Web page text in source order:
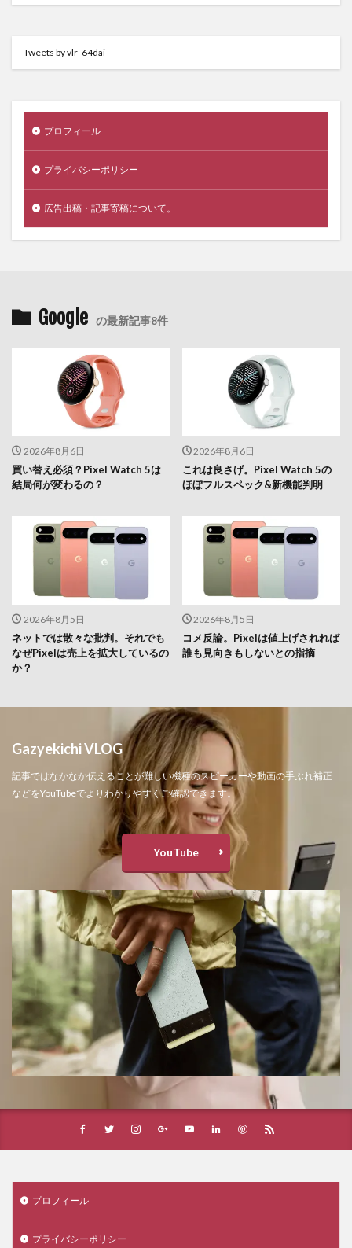
Tweets by vlr_64dai
プロフィール
プライバシーポリシー
広告出稿・記事寄稿について。
Google の最新記事8件
2026年8月6日
買い替え必須？Pixel Watch 5は
結局何が変わるの？
2026年8月6日
これは良さげ。Pixel Watch 5の
ほぼフルスペック&新機能判明
2026年8月5日
ネットでは散々な批判。それでも
なぜPixelは売上を拡大しているの
か？
2026年8月5日
コメ反論。Pixelは値上げされれば
誰も見向きもしないとの指摘
Gazyekichi VLOG
記事ではなかなか伝えることが難しい機種のスピーカーや動画の手ぶれ補正
などをYouTubeでよりわかりやすくご確認できます。
YouTube
プロフィール
プライバシーポリシー